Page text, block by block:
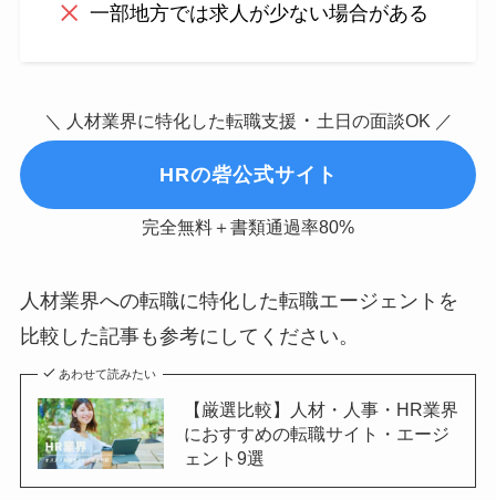
一部地方では求人が少ない場合がある
＼ 人材業界に特化した転職支援 ・ 土日の面談OK ／
HRの砦公式サイト
完全無料＋書類通過率80%
人材業界への転職に特化した転職エージェントを
比較した記事も参考にしてください。
あわせて読みたい
【厳選比較】人材・人事・HR業界
におすすめの転職サイト・エージ
ェント9選